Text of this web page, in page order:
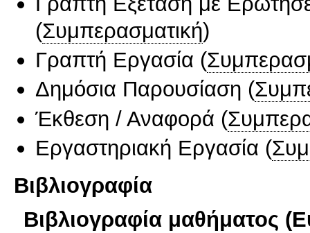
(Συμπερασματική)
Γραπτή Εργασία (
Δημόσια Παρουσίαση (
Έκθεση / Αναφορά (
Εργαστηριακή Εργασία (
Βιβλιογραφία
Βιβλιογραφία μαθήματος